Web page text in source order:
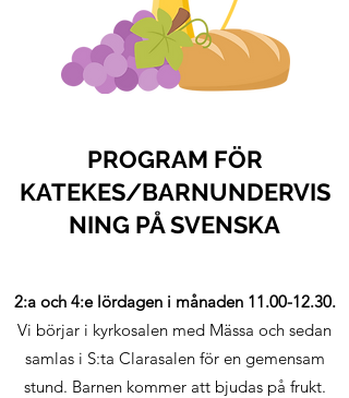
PROGRAM FÖR
KATEKES/BARNUNDERVIS
NING PÅ SVENSKA
2:a och 4:e lördagen i månaden 11.00-12.30.
Vi börjar i kyrkosalen med Mässa och sedan
samlas i S:ta Clarasalen för en gemensam
stund. Barnen kommer att bjudas på frukt.